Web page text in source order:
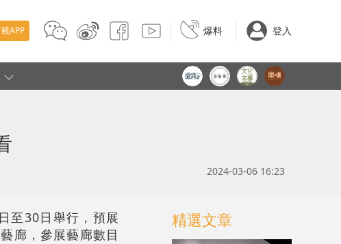
APP 爆料 登入
2024-03-06 16:23
至30日舉行，預展
廊，參展藝廊數目
精選文章